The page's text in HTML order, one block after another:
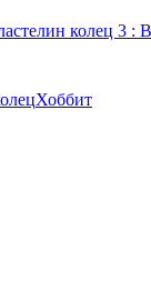
колец 3 :
Хоббит